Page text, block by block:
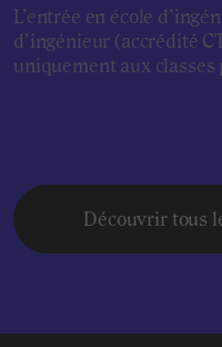
L’entrée en école
d’ingénieur (accrédité
uniquement aux
Découvrir tous